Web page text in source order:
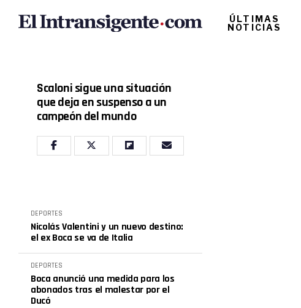
ÚLTIMAS
NOTICIAS
Scaloni sigue una situación
que deja en suspenso a un
campeón del mundo
DEPORTES
Nicolás Valentini y un nuevo destino:
el ex Boca se va de Italia
DEPORTES
Boca anunció una medida para los
abonados tras el malestar por el
Ducó